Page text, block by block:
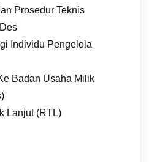
Prosedur Teknis
Individu Pengelola
Badan Usaha Milik
Lanjut (RTL)